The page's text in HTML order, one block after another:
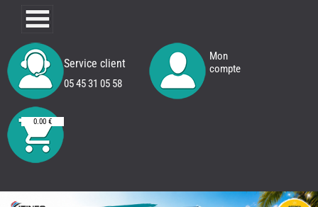
Service client
05 45 31 05 58
Mon
compte
0.00 €